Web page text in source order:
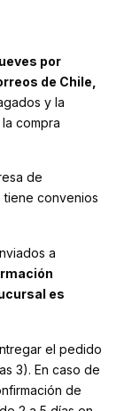
por
de Chile,
y la
compra
de
tiene convenios
a
es
el pedido
3). En caso de
de